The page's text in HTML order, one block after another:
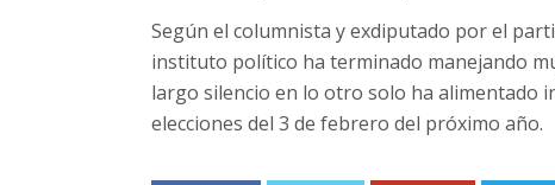
Según el columnista y exdiputado por el
instituto político ha terminado manejando
largo silencio en lo otro solo ha alimentado
elecciones del 3 de febrero del próximo año.